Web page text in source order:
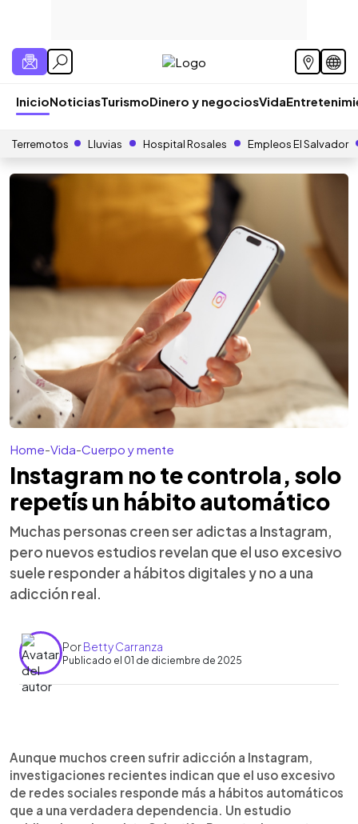
InicioNoticiasTurismoDinero y negociosVida
Terremotos Lluvias Hospital Rosales Empleos El Salvador
Home-Vida-Cuerpo y mente
Instagram no te controla, solo
repetís un hábito automático
Muchas personas creen ser adictas a Instagram,
pero nuevos estudios revelan que el uso excesivo
suele responder a hábitos digitales y no a una
adicción real.
PorBetty Carranza
Publicado el 01 de diciembre de 2025
Escuchar artículo
Aunque muchos creen ser adictos a Instagram, un
estudio publicado en Scientific Reports revela
que la mayoría simplemente repite hábitos
automáticos. Investigadores del California
Aunque muchos creen sufrir adicción a Instagram,
investigaciones recientes indican que el uso excesivo
de redes sociales responde más a hábitos automáticos
que a una verdadera dependencia. Un estudio